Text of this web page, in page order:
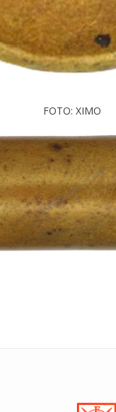
FOTO: XIMO